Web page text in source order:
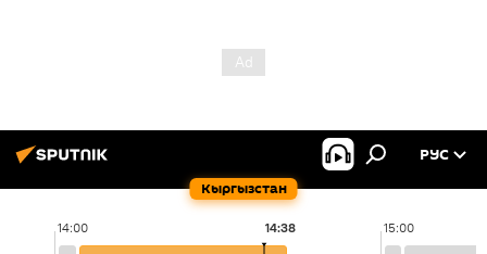
Кыргызстан
РУС
14:00 15:00
14:38